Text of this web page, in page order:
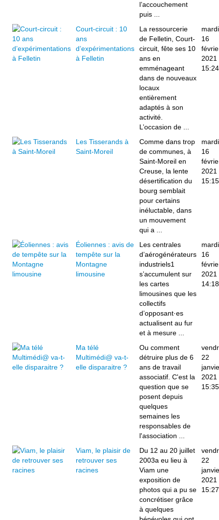
l’accouchement
puis ...
Court-circuit : 10
ans
d’expérimentations
à Felletin
La ressourcerie
de Felletin, Court-
circuit, fête ses 10
ans en
emménageant
dans de nouveaux
locaux
entièrement
adaptés à son
activité.
L’occasion de ...
mardi
16
2021
15:24
Les Tisserands à
Saint-Moreil
Comme dans trop
de communes, à
Saint-Moreil en
Creuse, la lente
désertification du
bourg semblait
pour certains
inéluctable, dans
un mouvement
qui a ...
mardi
16
2021
15:15
Éoliennes : avis de
tempête sur la
Montagne
limousine
Les centrales
d’aérogénérateurs
industriels1
s’accumulent sur
les cartes
limousines que les
collectifs
d’opposant·es
actualisent au fur
et à mesure ...
mardi
16
2021
14:18
Ma télé
Multimédi@ va-t-
elle disparaitre ?
Ou comment
détruire plus de 6
ans de travail
associatif. C'est la
question que se
posent depuis
quelques
semaines les
responsables de
l'association ...
22
2021
15:35
Viam, le plaisir de
retrouver ses
racines
Du 12 au 20 juillet
2003a eu lieu à
Viam une
exposition de
photos qui a pu se
concrétiser grâce
à quelques
22
2021
15:27